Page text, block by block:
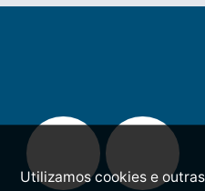
Utilizamos cookies e